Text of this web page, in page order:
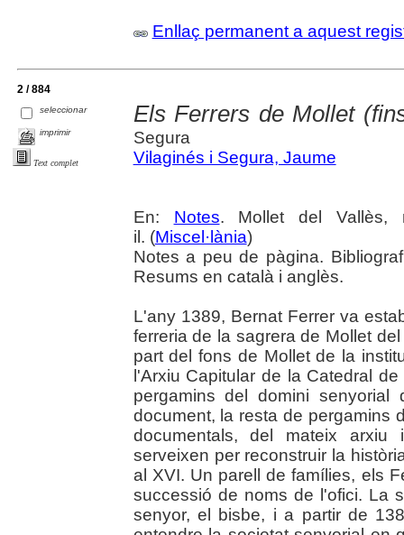
Enllaç permanent a aquest
2 / 884
seleccionar
imprimir
Text complet
Els Ferrers de Mollet
Segura
Vilaginés i Segura, Jaume
En: Notes. Mollet del Vallès,
il. (Miscel·lània)
Notes a peu de pàgina.
Resums en català i anglès.
L'any 1389, Bernat Ferrer va
ferreria de la sagrera de Mollet
part del fons de Mollet de la
l'Arxiu Capitular de la Catedral
pergamins del domini senyorial
document, la resta de pergamins
documentals, del mateix
serveixen per reconstruir la
al XVI. Un parell de famílies, els
successió de noms de l'ofici. La
senyor, el bisbe, i a partir de